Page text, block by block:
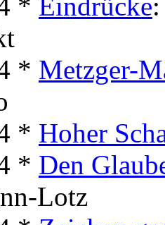
* Metzger-
* Hoher
* Den
Lotz